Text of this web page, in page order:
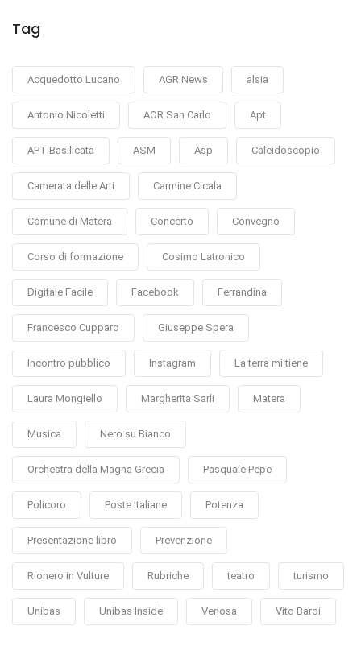
Tag
Acquedotto Lucano AGR News alsia
Antonio Nicoletti AOR San Carlo Apt
APT Basilicata ASM Asp Caleidoscopio
Camerata delle Arti Carmine Cicala
Comune di Matera Concerto Convegno
Corso di formazione Cosimo Latronico
Digitale Facile Facebook Ferrandina
Francesco Cupparo Giuseppe Spera
Incontro pubblico Instagram La terra mi tiene
Laura Mongiello Margherita Sarli Matera
Musica Nero su Bianco
Orchestra della Magna Grecia Pasquale Pepe
Policoro Poste Italiane Potenza
Presentazione libro Prevenzione
Rionero in Vulture Rubriche teatro turismo
Unibas Unibas Inside Venosa Vito Bardi